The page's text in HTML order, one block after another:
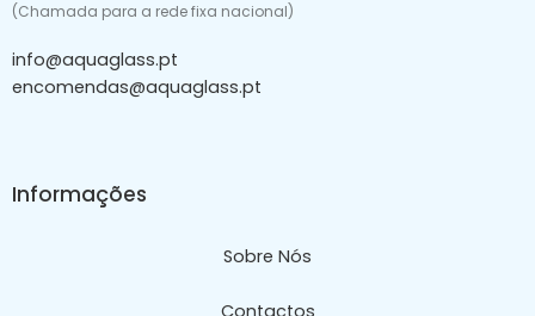
(Chamada para a rede fixa nacional)
info@aquaglass.pt
encomendas@aquaglass.pt
Informações
Sobre Nós